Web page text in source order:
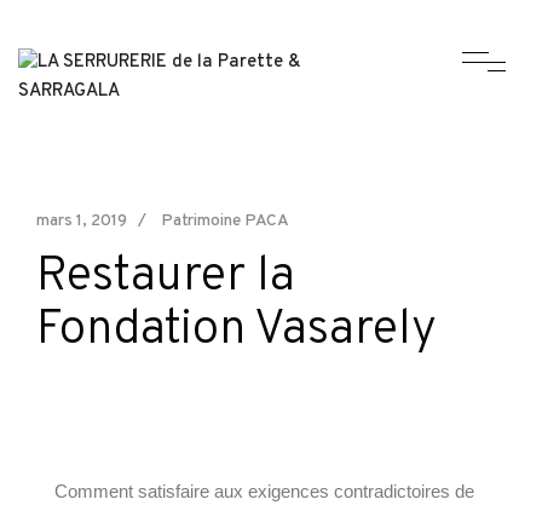
mars 1, 2019 Patrimoine PACA
Restaurer la
Fondation Vasarely
Comment satisfaire aux exigences contradictoires de